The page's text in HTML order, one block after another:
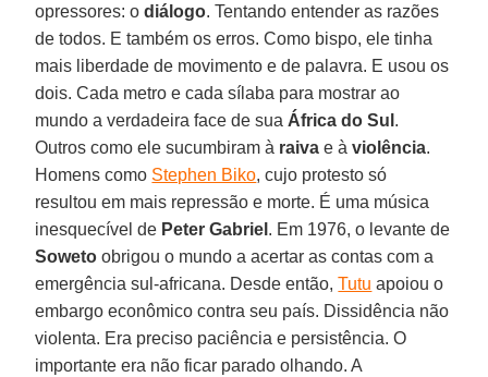
opressores: odiálogo. Tentando entender as razões
de todos. E também os erros. Como bispo, ele tinha
mais liberdade de movimento e de palavra. E usou os
dois. Cada metro e cada sílaba para mostrar ao
mundo a verdadeira face de sua África do Sul .
Outros como ele sucumbiram à raiva e àviolência.
Homens como Stephen Biko, cujo protesto só
resultou em mais repressão e morte. É uma música
inesquecível de Peter Gabriel . Em 1976, o levante de
Soweto obrigou o mundo a acertar as contas com a
emergência sul-africana. Desde então,Tutu apoiou o
embargo econômico contra seu país. Dissidência não
violenta. Era preciso paciência e persistência. O
importante era não ficar parado olhando. A